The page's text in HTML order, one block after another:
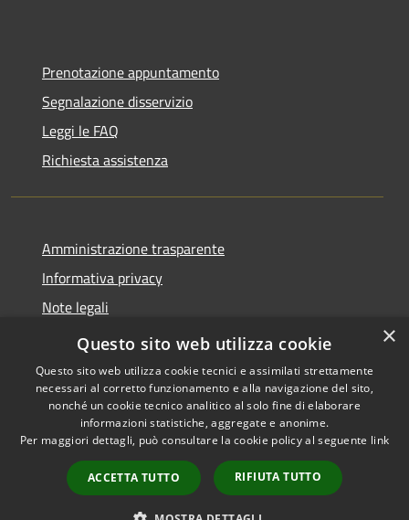
Prenotazione appuntamento
Segnalazione disservizio
Leggi le FAQ
Richiesta assistenza
Amministrazione trasparente
Informativa privacy
Note legali
Dichiarazione di accessibilità
Accessibilità
Copyright © 2026 • Comune di
Castiglione della Pescaia •
Powered byMunicipium
Accesso redazione
×
Questo sito web utilizza cookie
Questo sito web utilizza cookie tecnici e assimilati strettamente
necessari al corretto funzionamento e alla navigazione del sito,
nonché un cookie tecnico analitico al solo fine di elaborare
informazioni statistiche, aggregate e anonime.
Per maggiori dettagli, può consultare la cookie policy al seguente link
ACCETTA TUTTO RIFIUTA TUTTO